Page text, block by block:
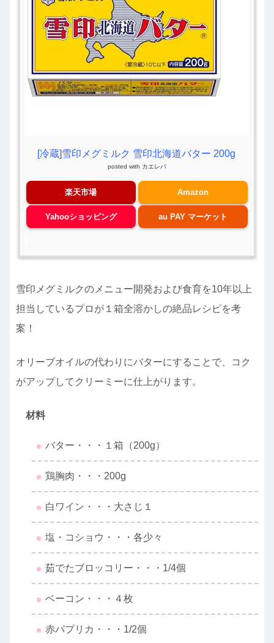
[冷蔵]雪印メグミルク 雪印北海道バター 200g
posted with カエレバ
楽天市場 Amazon
Yahooショッピング au PAY マーケット
雪印メグミルクのメニュー開発および食育を10年以上
担当しているプロが１箱全溶かしの絶品レシピを考
案！
オリーブオイルの代わりにバターにすることで、コク
がアップしてクリーミーに仕上がります。
材料
バター・・・１箱（200g）
鶏胸肉・・・200g
白ワイン・・・大さじ１
塩・コショウ・・・各少々
茹でたブロッコリー・・・1/4個
ベーコン・・・４枚
赤パプリカ・・・1/2個